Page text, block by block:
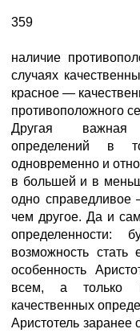
359
наличие
случаях
красное —
противоположного
Другая важная
определений в
одновременно и
в большей и в
одно
чем другое. Да и
определенности:
возможность
особенность
всем, а только к
качественных
Аристотель заранее